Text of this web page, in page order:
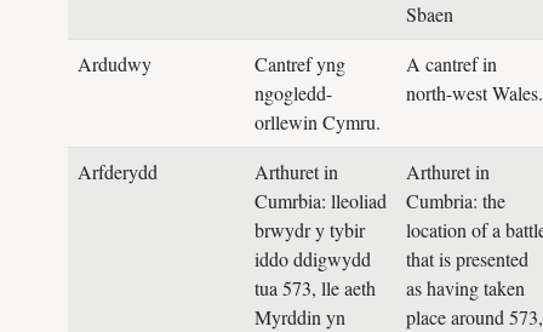
Sbaen
Ardudwy
Cantref yng
ngogledd-
orllewin Cymru.
A cantref in
north-west Wales.
Arfderydd
Arthuret in
Cumrbia: lleoliad
brwydr y tybir
iddo ddigwydd
tua 573, lle aeth
Myrddin yn
Arthuret in
Cumbria: the
location of a
that is presented
as having taken
place around 573,